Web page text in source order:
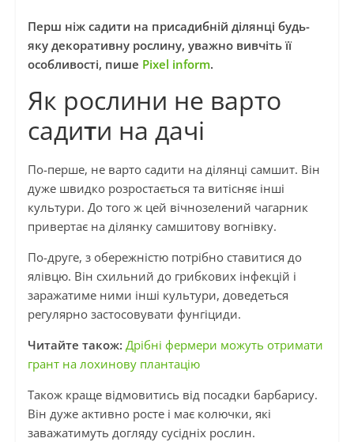
Перш ніж садити на присадибній ділянці будь-
яку декоративну рослину, уважно вивчіть її
особливості, пише Pixel inform.
Як рослини не варто
садити на дачі
По-перше, не варто садити на ділянці самшит. Він
дуже швидко розростається та витісняє інші
культури. До того ж цей вічнозелений чагарник
привертає на ділянку самшитову вогнівку.
По-друге, з обережністю потрібно ставитися до
ялівцю. Він схильний до грибкових інфекцій і
заражатиме ними інші культури, доведеться
регулярно застосовувати фунгіциди.
Читайте також: Дрібні фермери можуть отримати
грант на лохинову плантацію
Також краще відмовитись від посадки барбарису.
Він дуже активно росте і має колючки, які
заважатимуть догляду сусідніх рослин.